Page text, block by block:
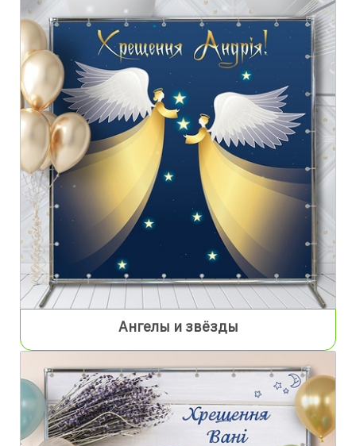
Ангелы и звёзды